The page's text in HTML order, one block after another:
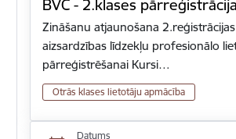
BVC - 2.klases pārreģistrācija
Zināšanu atjaunošana
aizsardzības līdzekļu profesionālo
pārreģistrēšanai Kursi…
Otrās klases lietotāju apmācība
Datums